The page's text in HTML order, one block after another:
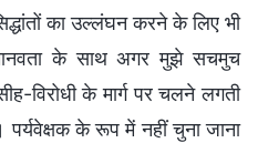
का उल्लंघन करने के लिए भी
के साथ अगर मुझे सचमुच
विरोधी के मार्ग पर चलने लगती
पर्यवेक्षक के रूप में नहीं चुना जाना